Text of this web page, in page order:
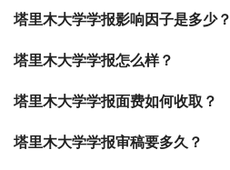
塔里木大学学报影响因子是多少？
塔里木大学学报怎么样？
塔里木大学学报面费如何收取？
塔里木大学学报审稿要多久？